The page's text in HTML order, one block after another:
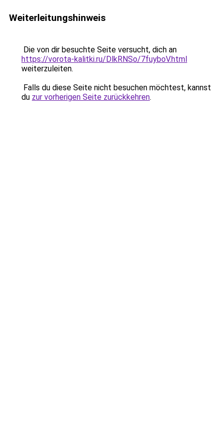
Weiterleitungshinweis
Die von dir besuchte Seite versucht, dich an
https://vorota-kalitki.ru/DlkRNSo/7fuyboV.html
weiterzuleiten.
Falls du diese Seite nicht besuchen möchtest, kannst
du zur vorherigen Seite zurückkehren.